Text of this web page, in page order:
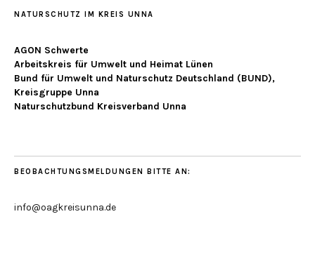
NATURSCHUTZ IM KREIS UNNA
AGON Schwerte
Arbeitskreis für Umwelt und Heimat Lünen
Bund für Umwelt und Naturschutz Deutschland (BUND),
Kreisgruppe Unna
Naturschutzbund Kreisverband Unna
BEOBACHTUNGSMELDUNGEN BITTE AN:
info@oagkreisunna.de